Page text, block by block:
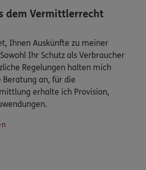
dem Vermittlerrecht
Ihnen Auskünfte zu meiner
Ihr Schutz als Verbraucher
Regelungen halten mich
an, für die
erhalte ich Provision,